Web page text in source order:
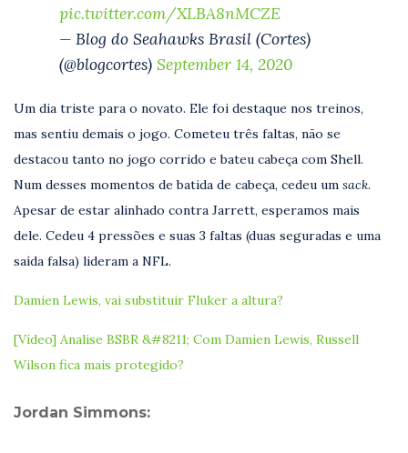
pic.twitter.com/XLBA8nMCZE
— Blog do Seahawks Brasil (Cortes)
(@blogcortes) September 14, 2020
Um dia triste para o novato. Ele foi destaque nos treinos,
mas sentiu demais o jogo. Cometeu três faltas, não se
destacou tanto no jogo corrido e bateu cabeça com Shell.
Num desses momentos de batida de cabeça, cedeu um sack.
Apesar de estar alinhado contra Jarrett, esperamos mais
dele. Cedeu 4 pressões e suas 3 faltas (duas seguradas e uma
saída falsa) lideram a NFL.
Damien Lewis, vai substituir Fluker a altura?
[Vídeo] Analise BSBR &#8211; Com Damien Lewis, Russell
Wilson fica mais protegido?
Jordan Simmons: